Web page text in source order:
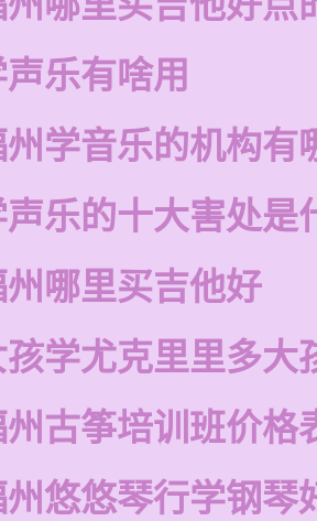
声乐有啥用
学音乐的机构有
声乐的十大害处是
哪里买吉他好
孩学尤克里里多大
古筝培训班价格
悠悠琴行学钢琴